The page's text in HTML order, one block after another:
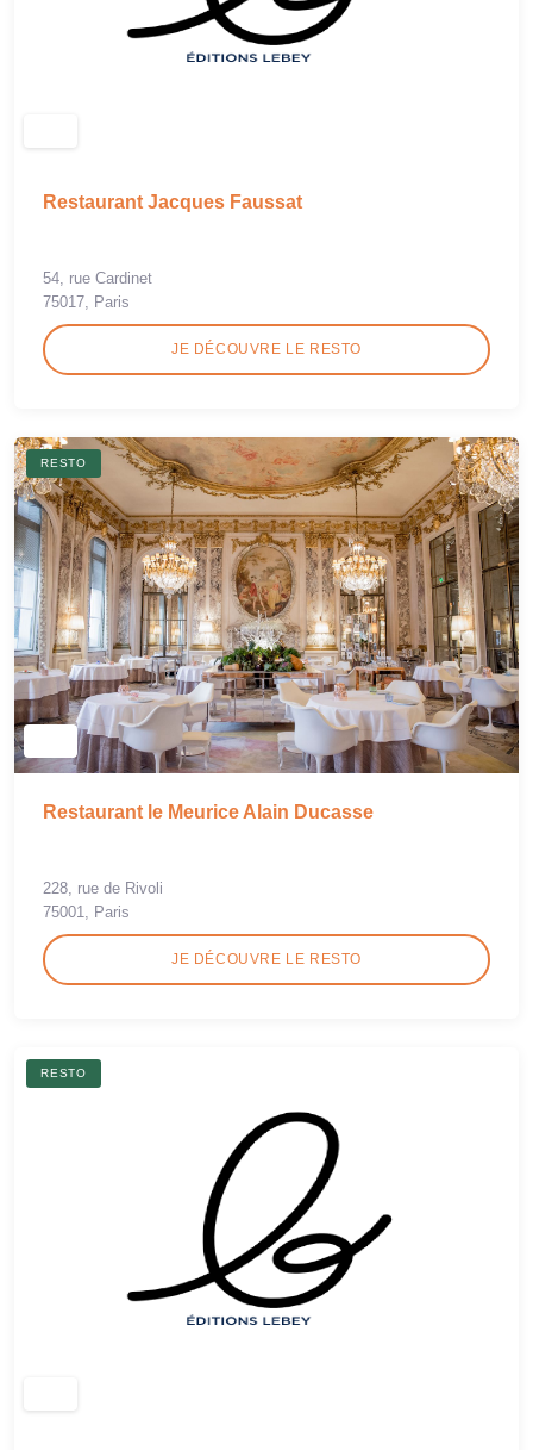
Restaurant Jacques Faussat
54, rue Cardinet
75017, Paris
JE DÉCOUVRE LE RESTO
RESTO
Restaurant le Meurice Alain Ducasse
228, rue de Rivoli
75001, Paris
JE DÉCOUVRE LE RESTO
RESTO